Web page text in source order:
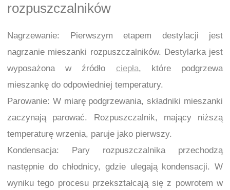
rozpuszczalników
Nagrzewanie: Pierwszym etapem destylacji jest
nagrzanie mieszanki rozpuszczalników. Destylarka jest
wyposażona w źródło ciepła, które podgrzewa
mieszankę do odpowiedniej temperatury.
Parowanie: W miarę podgrzewania, składniki mieszanki
zaczynają parować. Rozpuszczalnik, mający niższą
temperaturę wrzenia, paruje jako pierwszy.
Kondensacja: Pary rozpuszczalnika przechodzą
następnie do chłodnicy, gdzie ulegają kondensacji. W
wyniku tego procesu przekształcają się z powrotem w